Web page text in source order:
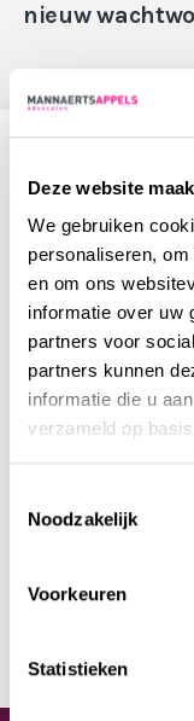
Deze website
We gebruiken
personaliseren,
en om ons
informatie over uw
partners voor
partners kunnen
informatie die u
verzameld op
Noodzakelijk
Voorkeuren
Statistieken
nieuw
E-mail